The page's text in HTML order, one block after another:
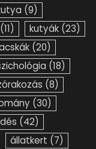
(9)
(11) kutyák (23)
(20)
(18)
(8)
(30)
(42)
állatkert (7)